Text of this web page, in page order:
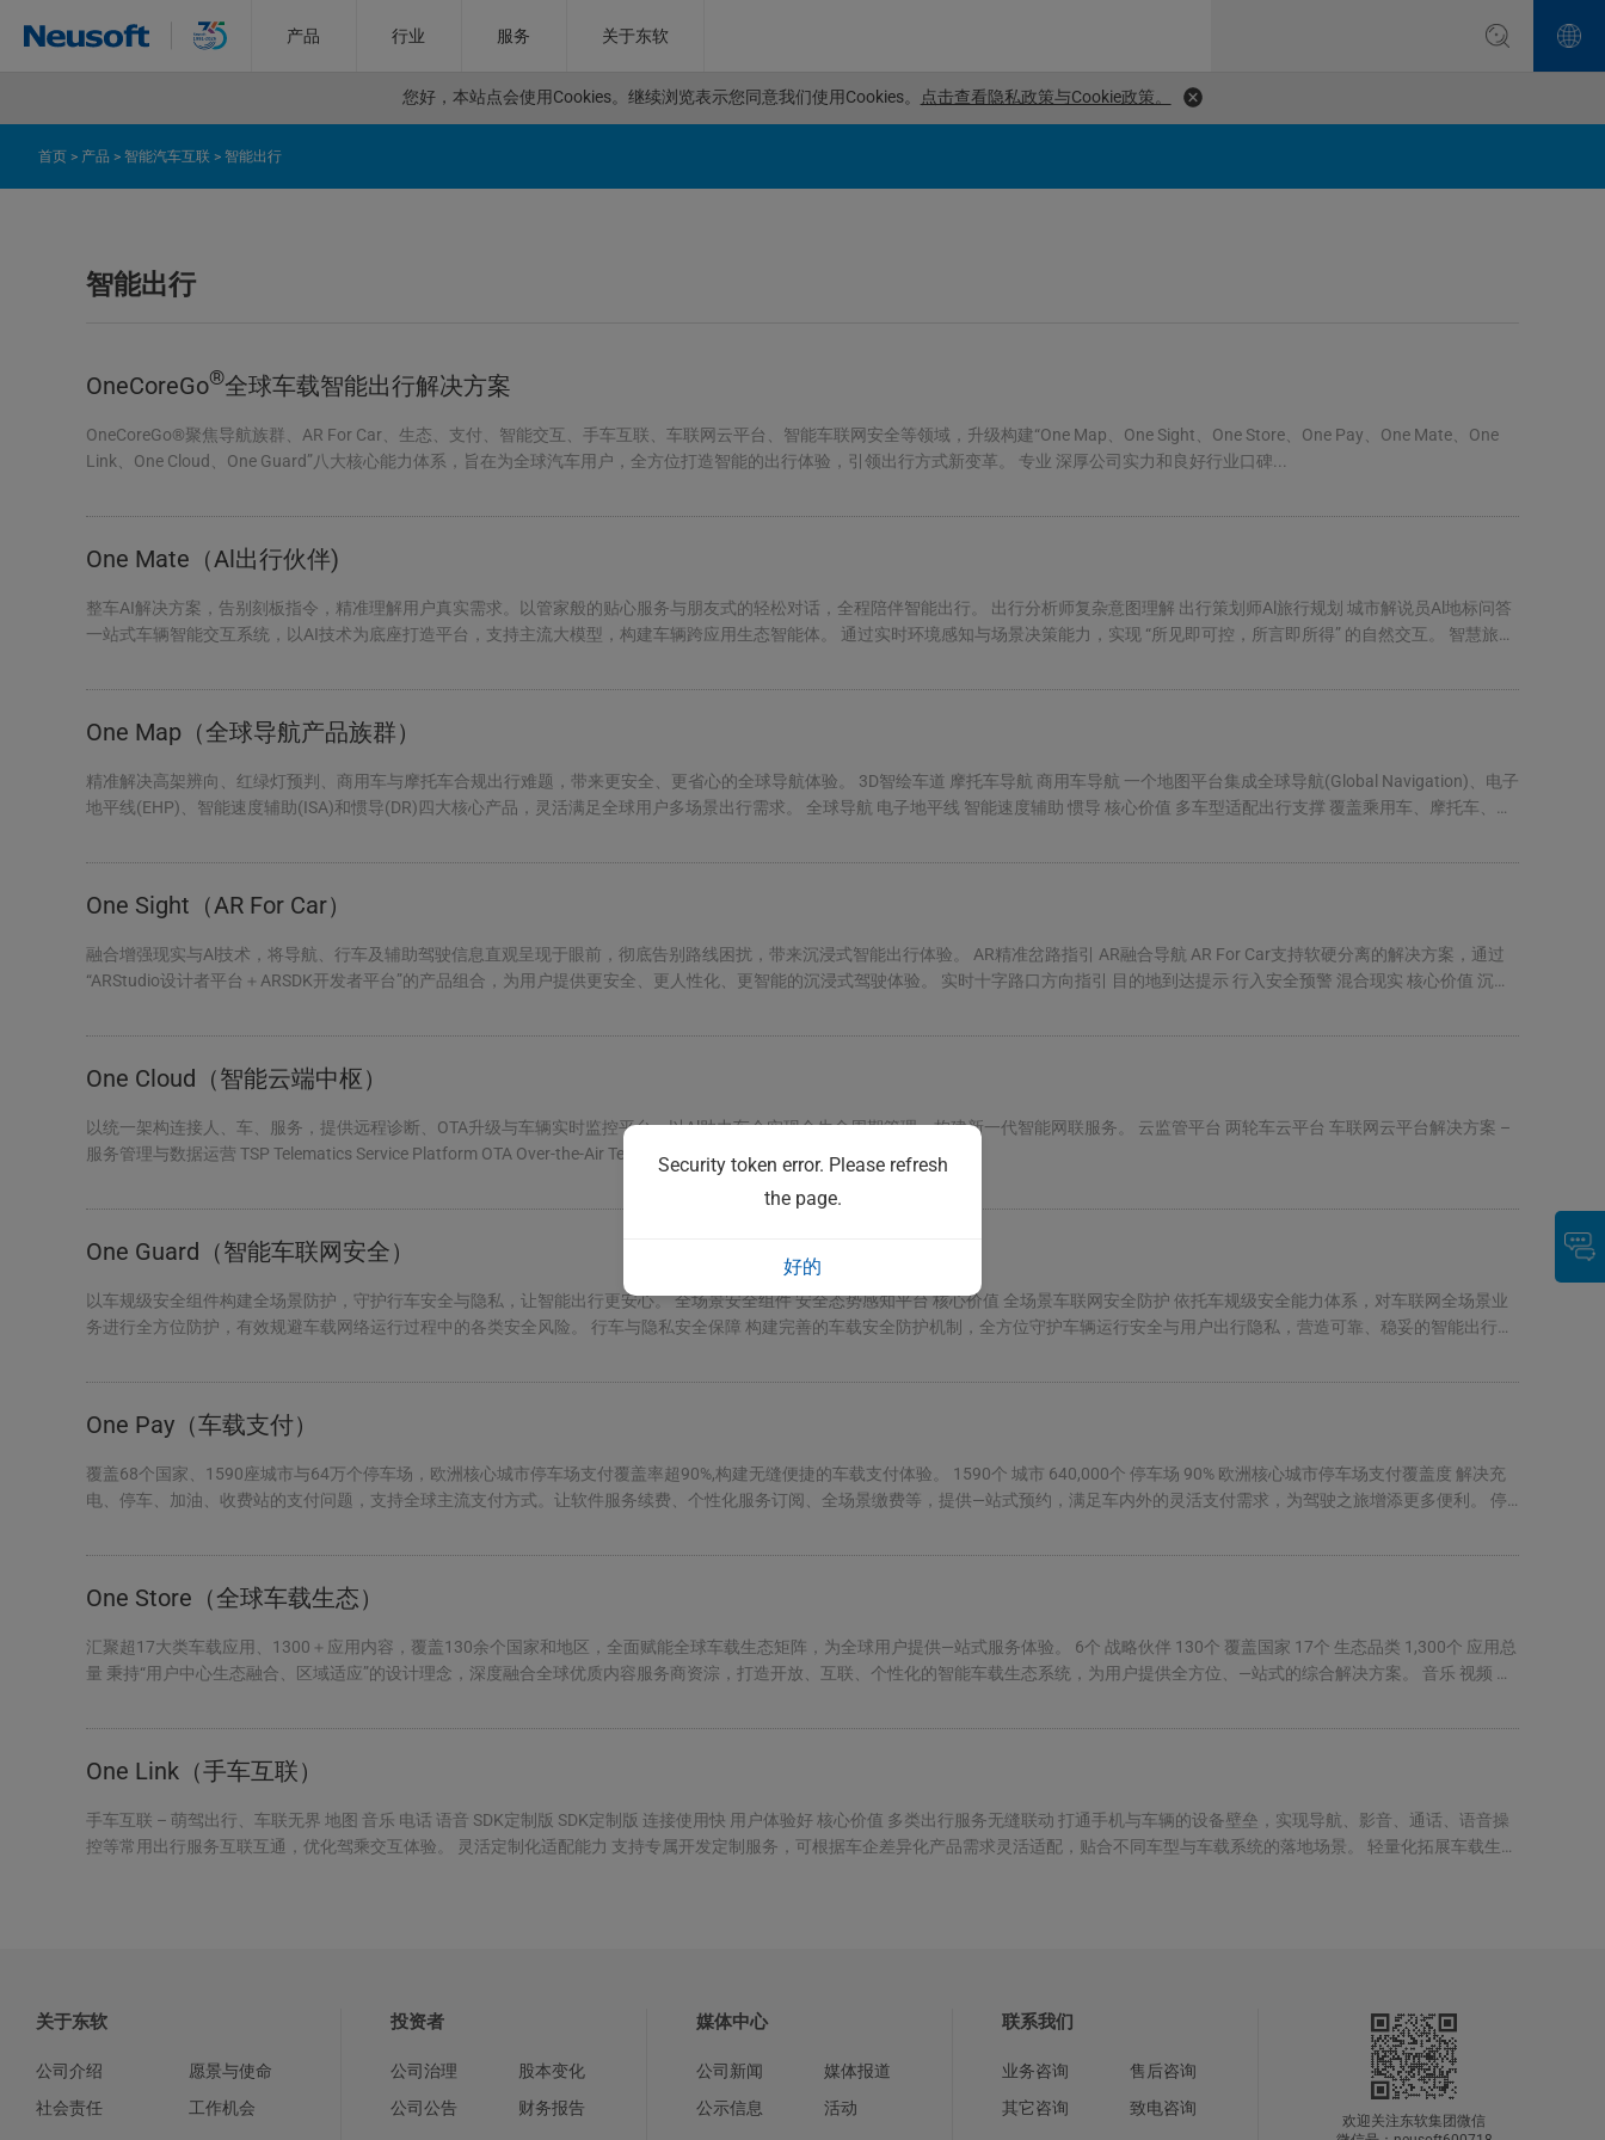
您好， 本站点会使用Cookies。 继续浏览表示您同意我们使用Cookies。 点击查看隐私政策与Cookie政策。
产品 行业 服务 关于东软
首页 > 产品 > 智能汽车互联 > 智能出行
智能出行
OneCoreGo®全球车载智能出行解决方案
OneCoreGo®聚焦导航族群、AR For Car、生态、支付、智能交互、手车互联、车联网云平台、智能车联网安全等领域，升级构建“One Map、One Sight、One Store、One Pay、One Mate、One
Link、One Cloud、One Guard”八大核心能力体系，旨在为全球汽车用户，全方位打造智能的出行体验，引领出行方式新变革。 专业 深厚公司实力和良好行业口碑...
One Mate（Al出行伙伴)
整车AI解决方案，告别刻板指令，精准理解用户真实需求。以管家般的贴心服务与朋友式的轻松对话，全程陪伴智能出行。 出行分析师复杂意图理解 出行策划师Al旅行规划 城市解说员Al地标问答
一站式车辆智能交互系统，以AI技术为底座打造平台，支持主流大模型，构建车辆跨应用生态智能体‌。 通过实时环境感知与场景决策能力，实现 ‌“所见即可控，所言即所得”‌ 的自然交互。 智慧旅行
One Map（全球导航产品族群）
精准解决高架辨向、红绿灯预判、商用车与摩托车合规出行难题，带来更安全、更省心的全球导航体验。 3D智绘车道 摩托车导航 商用车导航 一个地图平台集成全球导航(Global Navigation)、电子
地平线(EHP)、智能速度辅助(ISA)和惯导(DR)四大核心产品，灵活满足全球用户多场景出行需求。 全球导航 电子地平线 智能速度辅助 惯导 核心价值 多车型适配出行支撑 覆盖乘用车、摩托车、商
One Sight（AR For Car）
融合增强现实与Al技术，将导航、行车及辅助驾驶信息直观呈现于眼前，彻底告别路线困扰，带来沉浸式智能出行体验。 AR精准岔路指引 AR融合导航 AR For Car支持软硬分离的解决方案，通过
“ARStudio设计者平台＋ARSDK开发者平台”的产品组合，为用户提供更安全、更人性化、更智能的沉浸式驾驶体验。 实时十字路口方向指引 目的地到达提示 行入安全预警 混合现实 核心价值 沉浸
One Cloud（智能云端中枢）
以统一架构连接人、车、服务，提供远程诊断、OTA升级与车辆实时监控平台，以Al助力车企实现全生命周期管理，构建新一代智能网联服务。 云监管平台 两轮车云平台 车联网云平台解决方案 –
服务管理与数据运营 TSP Telematics Service Platform OTA Over-the-Air Technology RTM Real-Time Monitoring System ...
One Guard（智能车联网安全）
以车规级安全组件构建全场景防护，守护行车安全与隐私，让智能出行更安心。 全场景安全组件 安全态势感知平台 核心价值 全场景车联网安全防护 依托车规级安全能力体系，对车联网全场景业
务进行全方位防护，有效规避车载网络运行过程中的各类安全风险。 行车与隐私安全保障 构建完善的车载安全防护机制，全方位守护车辆运行安全与用户出行隐私，营造可靠、稳妥的智能出行环
One Pay（车载支付）
覆盖68个国家、1590座城市与64万个停车场，欧洲核心城市停车场支付覆盖率超90%,构建无缝便捷的车载支付体验。 1590个 城市 640,000个 停车场 90% 欧洲核心城市停车场支付覆盖度 解决充
电、停车、加油、收费站的支付问题，支持全球主流支付方式。让软件服务续费、个性化服务订阅、全场景缴费等，提供—站式预约，满足车内外的灵活支付需求，为驾驶之旅增添更多便利。 停
One Store（全球车载生态）
汇聚超17大类车载应用、1300＋应用内容，覆盖130余个国家和地区，全面赋能全球车载生态矩阵，为全球用户提供—站式服务体验。 6个 战略伙伴 130个 覆盖国家 17个 生态品类 1,300个 应用总
量 秉持“用户中心生态融合、区域适应”的设计理念，深度融合全球优质内容服务商资淙，打造开放、互联、个性化的智能车载生态系统，为用户提供全方位、—站式的综合解决方案。 音乐 视频 电
One Link（手车互联）
手车互联 – 萌驾出行、车联无界 地图 音乐 电话 语音 SDK定制版 SDK定制版 连接使用快 用户体验好 核心价值 多类出行服务无缝联动 打通手机与车辆的设备壁垒，实现导航、影音、通话、语音操
控等常用出行服务互联互通，优化驾乘交互体验。 灵活定制化适配能力 支持专属开发定制服务，可根据车企差异化产品需求灵活适配，贴合不同车型与车载系统的落地场景。 轻量化拓展车载生态
关于东软
公司介绍
愿景与使命
社会责任
工作机会
投资者
公司治理
股本变化
公司公告
财务报告
媒体中心
公司新闻
媒体报道
公示信息
活动
联系我们
业务咨询
售后咨询
其它咨询
致电咨询
欢迎关注东软集团微信
Security token error. Please refresh
the page.
好的